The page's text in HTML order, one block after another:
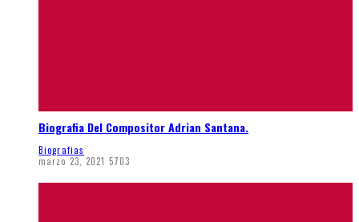
Biografia Del Compositor Adrian Santana.
Biografias
marzo 23, 2021 5703